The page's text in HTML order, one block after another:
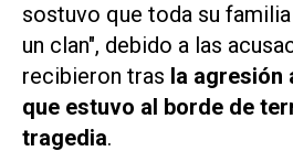
sostuvo que toda su
un clan", debido a las
recibieron tras la agresión
que estuvo al borde de
tragedia.